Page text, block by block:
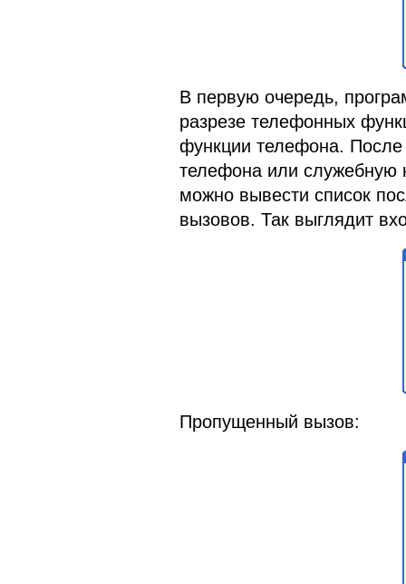
В первую очередь,
разрезе телефонных
функции телефона.
телефона или служебную
можно вывести список
вызовов. Так выглядит
Пропущенный вызов: